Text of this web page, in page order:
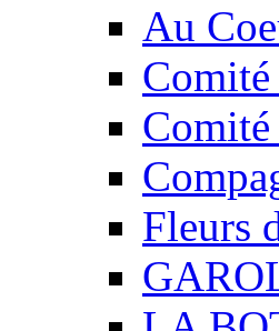
Au
Fleurs